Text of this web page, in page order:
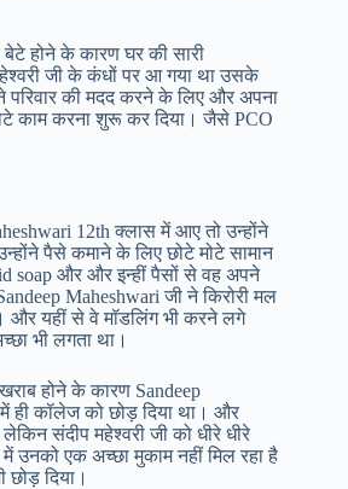
होने के कारण घर की सारी
जी के कंधों पर आ गया था उसके
परिवार की मदद करने के लिए और अपना
काम करना शुरू कर दिया। जैसे PCO
12th क्लास में आए तो उन्होंने
पैसे कमाने के लिए छोटे मोटे सामान
soap और और इन्हीं पैसों से वह अपने
Maheshwari जी ने किरोरी मल
यहीं से वे मॉडलिंग भी करने लगे
भी लगता था।
होने के कारण Sandeep
ही कॉलेज को छोड़ दिया था। और
संदीप महेश्वरी जी को धीरे धीरे
उनको एक अच्छा मुकाम नहीं मिल रहा है
छोड़ दिया।